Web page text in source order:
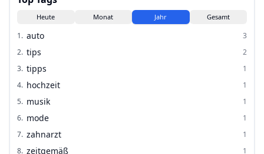
Heute Monat Jahr Gesamt
1. auto
3
2. tips
2
3. tipps
1
4. hochzeit
1
5. musik
1
6. mode
1
7. zahnarzt
1
8. zeitgemäß
1